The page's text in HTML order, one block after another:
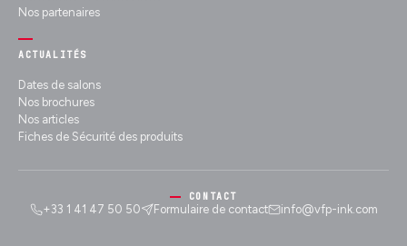
Nos partenaires
ACTUALITÉS
Dates de salons
Nos brochures
Nos articles
Fiches de Sécurité des produits
CONTACT
+33 1 41 47 50 50 Formulaire de contact info@vfp-ink.com